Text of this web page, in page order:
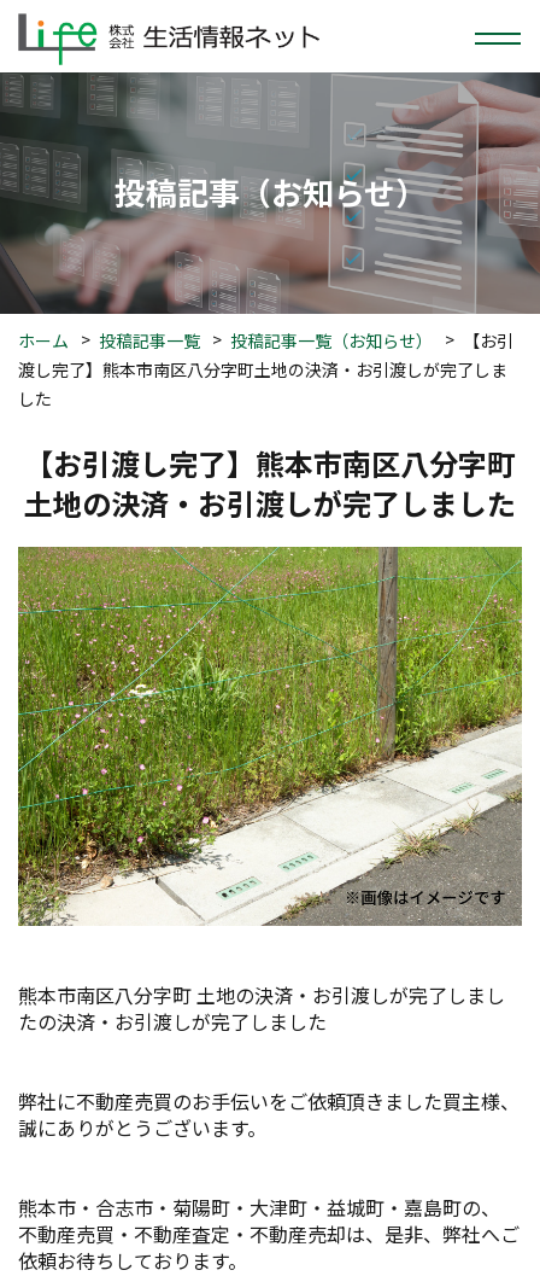
投稿記事（お知らせ）
ホーム 投稿記事一覧 投稿記事一覧（お知らせ）
【お引
渡し完了】熊本市南区八分字町土地の決済・お引渡しが完了しま
した
【お引渡し完了】熊本市南区八分字町
土地の決済・お引渡しが完了しました
熊本市南区八分字町 土地の決済・お引渡しが完了しまし
たの決済・お引渡しが完了しました
弊社に不動産売買のお手伝いをご依頼頂きました買主様、
誠にありがとうございます。
熊本市・合志市・菊陽町・大津町・益城町・嘉島町の、
不動産売買・不動産査定・不動産売却は、是非、弊社へご
依頼お待ちしております。